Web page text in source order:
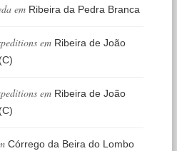
em Ribeira da Pedra Branca
em Ribeira de João
em Ribeira de João
Córrego da Beira do Lombo